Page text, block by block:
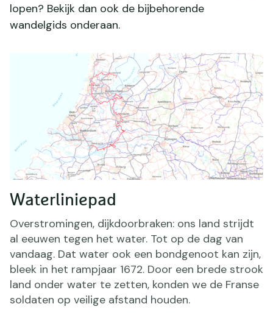
lopen? Bekijk dan ook de bijbehorende
wandelgids onderaan.
Waterliniepad
Overstromingen, dijkdoorbraken: ons land strijdt
al eeuwen tegen het water. Tot op de dag van
vandaag. Dat water ook een bondgenoot kan zijn,
bleek in het rampjaar 1672. Door een brede strook
land onder water te zetten, konden we de Franse
soldaten op veilige afstand houden.